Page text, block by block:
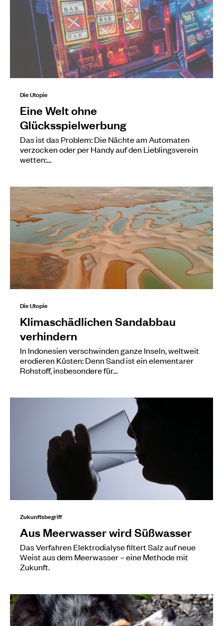
Die Utopie
Eine Welt ohne
Glücksspielwerbung
Das ist das Problem: Die Nächte am Automaten
verzocken oder per Handy auf den Lieblingsverein
wetten:…
Die Utopie
Klimaschädlichen Sandabbau
verhindern
In Indonesien verschwinden ganze Inseln, weltweit
erodieren Küsten: Denn Sand ist ein elementarer
Rohstoff, insbesondere für…
Zukunftsbegriff
Aus Meerwasser wird Süßwasser
Das Verfahren Elektrodialyse filtert Salz auf neue
Weist aus dem Meerwasser – eine Methode mit
Zukunft.